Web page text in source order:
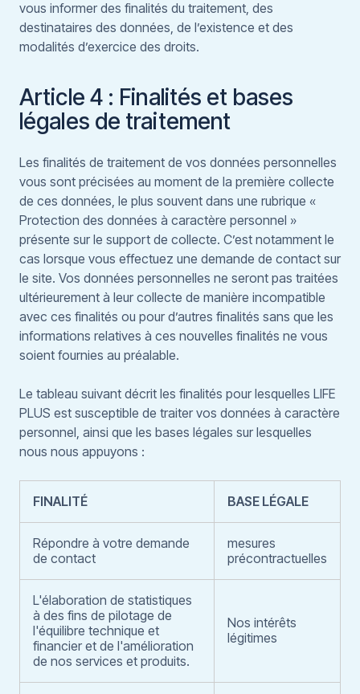
vous informer des finalités du traitement, des
destinataires des données, de l’existence et des
modalités d’exercice des droits.
Article 4 : Finalités et bases
légales de traitement
Les finalités de traitement de vos données personnelles
vous sont précisées au moment de la première collecte
de ces données, le plus souvent dans une rubrique «
Protection des données à caractère personnel »
présente sur le support de collecte. C’est notamment le
cas lorsque vous effectuez une demande de contact sur
le site. Vos données personnelles ne seront pas traitées
ultérieurement à leur collecte de manière incompatible
avec ces finalités ou pour d’autres finalités sans que les
informations relatives à ces nouvelles finalités ne vous
soient fournies au préalable.
Le tableau suivant décrit les finalités pour lesquelles LIFE
PLUS est susceptible de traiter vos données à caractère
personnel, ainsi que les bases légales sur lesquelles
nous nous appuyons :
FINALITÉ BASE LÉGALE
Répondre à votre demande
de contact
mesures
précontractuelles
L'élaboration de statistiques
à des fins de pilotage de
l'équilibre technique et
financier et de l'amélioration
de nos services et produits.
Nos intérêts
légitimes